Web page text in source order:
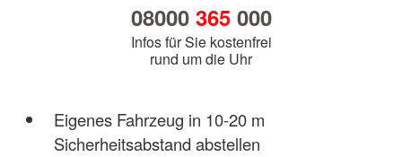
08000 365000
Infos für Sie kostenfrei
rund um die Uhr
Eigenes Fahrzeug in 10-20 m
Sicherheitsabstand abstellen